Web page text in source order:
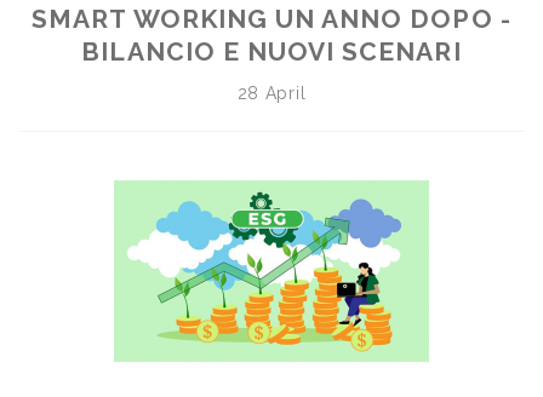
SMART WORKING UN ANNO DOPO -
BILANCIO E NUOVI SCENARI
28 April